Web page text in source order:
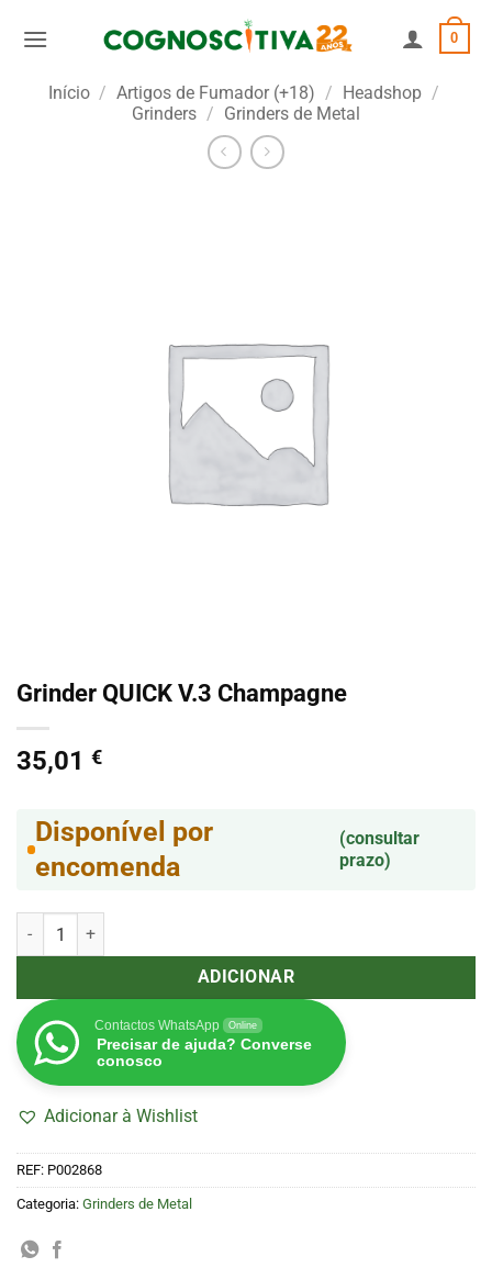
0
Início / Artigos de Fumador (+18) / Headshop /
Grinders / Grinders de Metal
Grinder QUICK V.3 Champagne
35,01 €
Disponível por
encomenda
(consultar
prazo)
Quantidade de Grinder QUICK V.3 Champagne
ADICIONAR
Contactos WhatsApp Online
Precisar de ajuda? Converse
conosco
Adicionar à Wishlist
REF: P002868
Categoria: Grinders de Metal